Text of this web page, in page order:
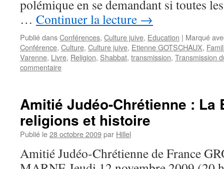
polémique en se demandant si toutes
… Continuer la lecture →
Publié dansConférences, Culture juive, Education | Marqué
Conférence, Culture, Culture juive, Etienne GOTSCHAUX,
Varenne, Livre, Religion, Shabbat, transmission, Transmission
commentaire
Amitié Judéo-Chrétienne : La
religions et histoire
Publié le28 octobre 2009par Hillel
Amitié Judéo-Chrétienne de France